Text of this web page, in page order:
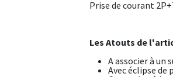
Prise de courant
Les Atouts de
A associer à un
Avec éclipse